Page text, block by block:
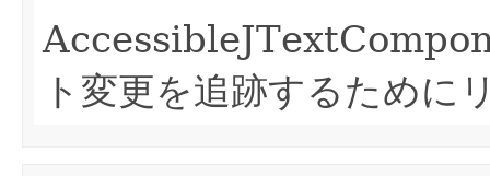
ト変更を追跡するために